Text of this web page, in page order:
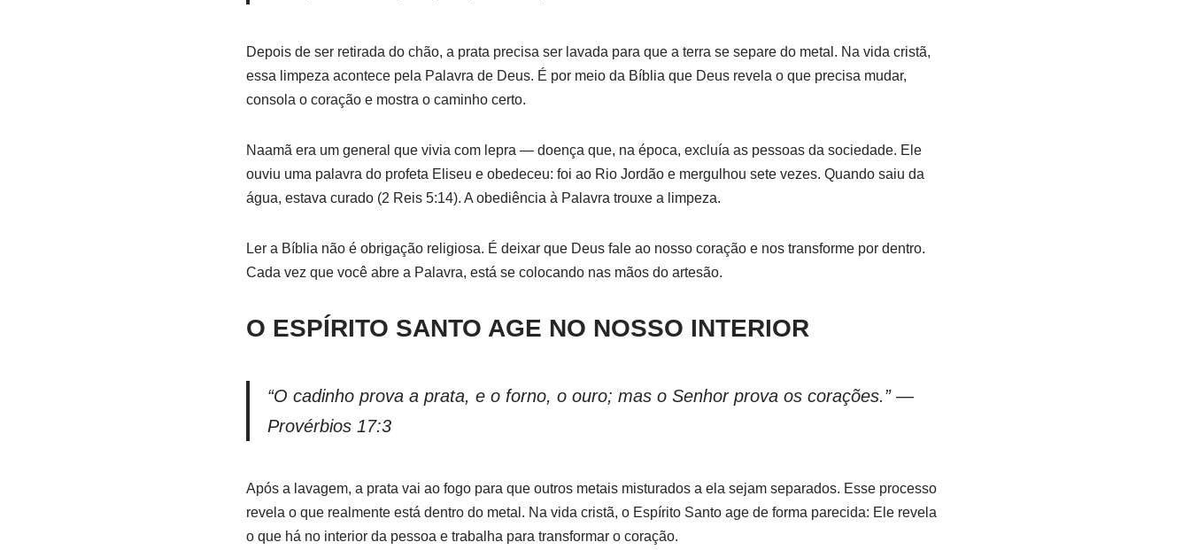
Depois de ser retirada do chão, a prata precisa ser lavada para que a terra se separe do metal. Na vida cristã,
essa limpeza acontece pela Palavra de Deus. É por meio da Bíblia que Deus revela o que precisa mudar,
consola o coração e mostra o caminho certo.
Naamã era um general que vivia com lepra — doença que, na época, excluía as pessoas da sociedade. Ele
ouviu uma palavra do profeta Eliseu e obedeceu: foi ao Rio Jordão e mergulhou sete vezes. Quando saiu da
água, estava curado (2 Reis 5:14). A obediência à Palavra trouxe a limpeza.
Ler a Bíblia não é obrigação religiosa. É deixar que Deus fale ao nosso coração e nos transforme por dentro.
Cada vez que você abre a Palavra, está se colocando nas mãos do artesão.
O ESPÍRITO SANTO AGE NO NOSSO INTERIOR
“O cadinho prova a prata, e o forno, o ouro; mas o Senhor prova os corações.” —
Provérbios 17:3
Após a lavagem, a prata vai ao fogo para que outros metais misturados a ela sejam separados. Esse processo
revela o que realmente está dentro do metal. Na vida cristã, o Espírito Santo age de forma parecida: Ele revela
o que há no interior da pessoa e trabalha para transformar o coração.